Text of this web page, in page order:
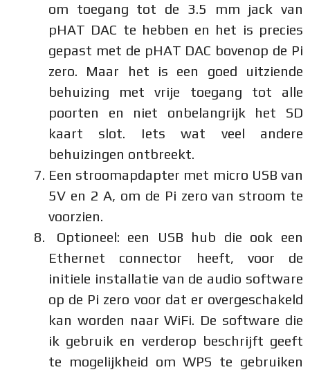
om toegang tot de 3.5 mm jack van
pHAT DAC te hebben en het is precies
gepast met de pHAT DAC bovenop de Pi
zero. Maar het is een goed uitziende
behuizing met vrije toegang tot alle
poorten en niet onbelangrijk het SD
kaart slot. Iets wat veel andere
behuizingen ontbreekt.
Een stroomapdapter met micro USB van
5V en 2 A, om de Pi zero van stroom te
voorzien.
Optioneel: een USB hub die ook een
Ethernet connector heeft, voor de
initiele installatie van de audio software
op de Pi zero voor dat er overgeschakeld
kan worden naar WiFi. De software die
ik gebruik en verderop beschrijft geeft
te mogelijkheid om WPS te gebruiken